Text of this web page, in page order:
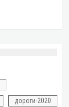
дороги-2020